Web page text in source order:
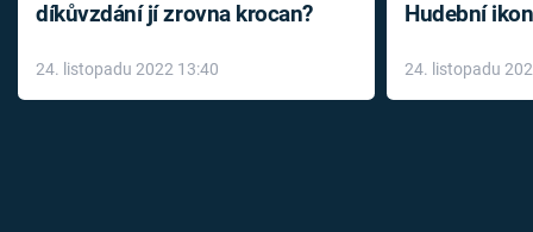
díkůvzdání jí zrovna krocan?
24. listopadu 2022 13:40
Hudební
léky
24. listopadu